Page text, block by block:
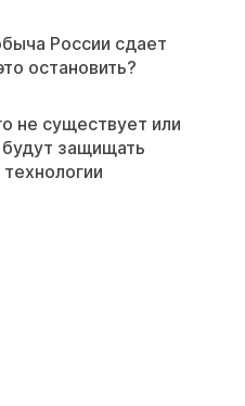
России сдает
остановить?
не существует или
защищать